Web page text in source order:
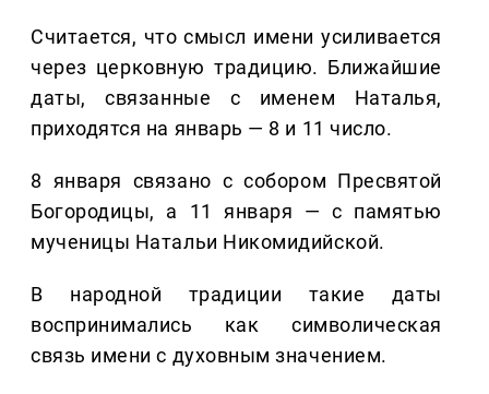
Считается, что смысл имени усиливается
через церковную традицию. Ближайшие
даты, связанные с именем Наталья,
приходятся на январь — 8 и 11 число.
8 января связано с собором Пресвятой
Богородицы, а 11 января — с памятью
мученицы Натальи Никомидийской.
В народной традиции такие даты
воспринимались как символическая
связь имени с духовным значением.